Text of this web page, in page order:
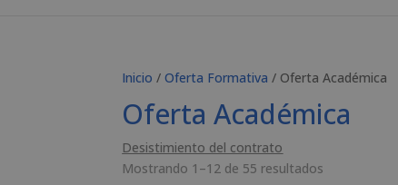
Inicio /Oferta Formativa / Oferta Académica
Oferta Académica
Desistimiento del contrato
Mostrando 1–12 de 55 resultados